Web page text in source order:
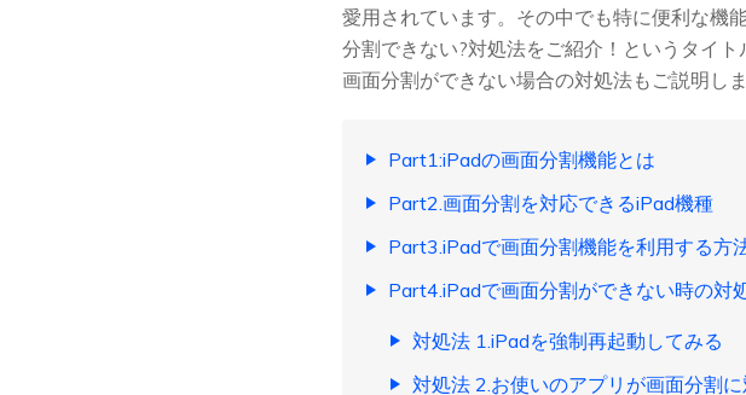
愛用されています。その中でも特に便利な機
分割できない?対処法をご紹介！というタイ
画面分割ができない場合の対処法もご説明しま
Part1:iPadの画面分割機能とは
Part2.画面分割を対応できるiPad機種
Part3.iPadで画面分割機能を利用する方
Part4.iPadで画面分割ができない時の対
対処法 1.iPadを強制再起動してみる
対処法 2.お使いのアプリが画面分割